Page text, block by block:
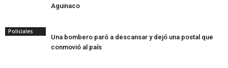
Aguinaco
Policiales
Una bombero paró a descansar y dejó una postal que
conmovió al país